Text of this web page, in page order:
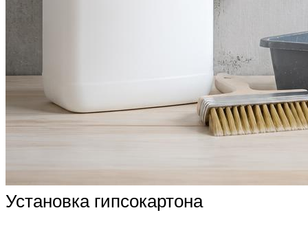
Установка гипсокартона